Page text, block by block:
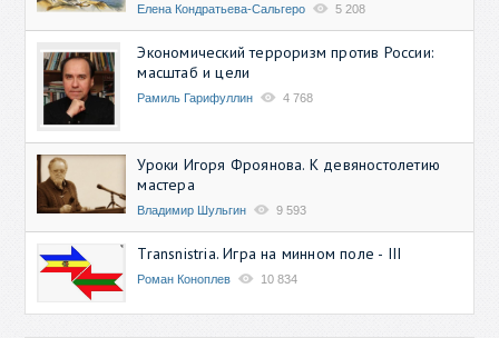
Елена Кондратьева-Сальгеро 5 208
Экономический терроризм против России:
масштаб и цели
Рамиль Гарифуллин 4 768
Уроки Игоря Фроянова. К девяностолетию
мастера
Владимир Шульгин 9 593
Transnistria. Игра на минном поле - III
Роман Коноплев 10 834